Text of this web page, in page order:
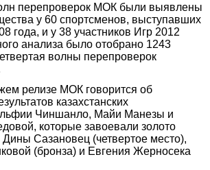
перепроверок МОК были выявлены
у 60 спортсменов, выступавших
года, и у 38 участников Игр 2012
анализа было отобрано 1243
волны перепроверок
релизе МОК говорится об
казахстанских
Чиншанло, Майи Манезы и
которые завоевали золото
Дины Сазановец (четвертое место),
(бронза) и Евгения Жерносека